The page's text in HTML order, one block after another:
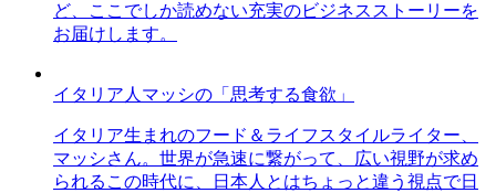
ど、ここでしか読めない充実のビジネスストーリーを
お届けします。
イタリア人マッシの「思考する食欲」
イタリア生まれのフード＆ライフスタイルライター、
マッシさん。世界が急速に繋がって、広い視野が求め
られるこの時代に、日本人とはちょっと違う視点で日